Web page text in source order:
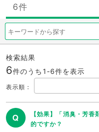
6件
検索結果
6件のうち1-6件を表示
表示順 ：
Q
【効果】「消臭・芳
的ですか？